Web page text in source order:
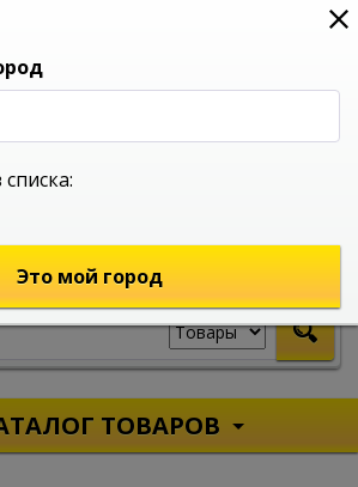
0
МАГАЗИН
ТОВАРОВ
Это мой город